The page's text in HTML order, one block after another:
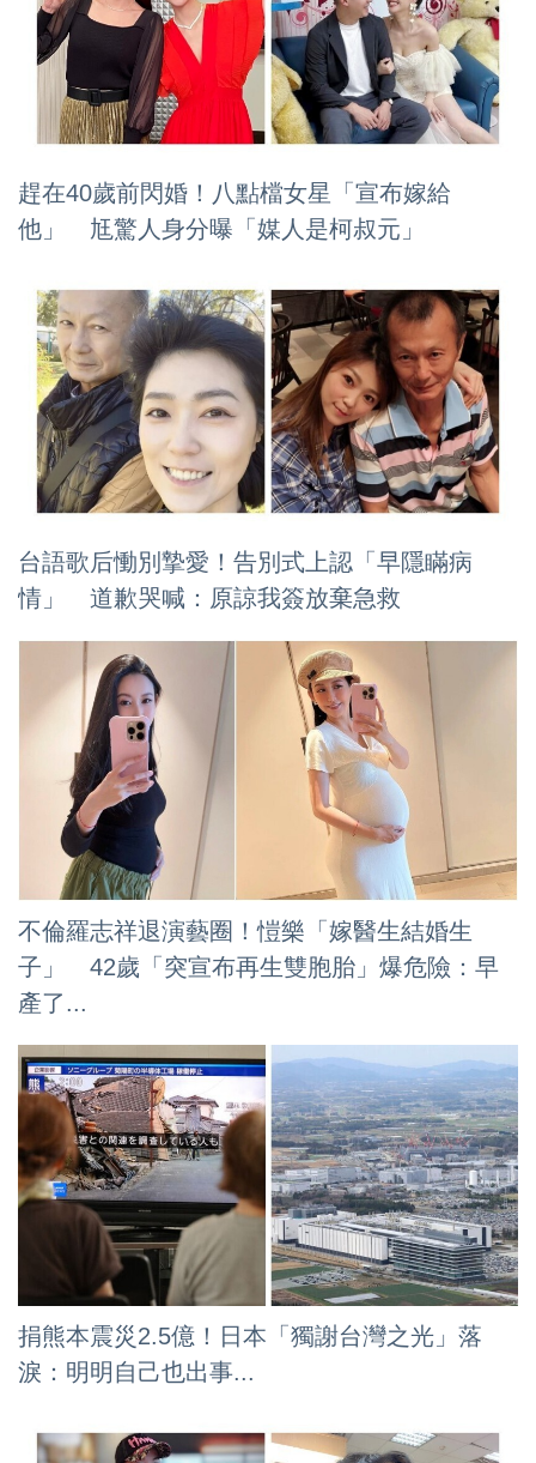
趕在40歲前閃婚！八點檔女星「宣布嫁給
他」 尪驚人身分曝「媒人是柯叔元」
台語歌后慟別摯愛！告別式上認「早隱瞞病
情」 道歉哭喊：原諒我簽放棄急救
不倫羅志祥退演藝圈！愷樂「嫁醫生結婚生
子」 42歲「突宣布再生雙胞胎」爆危險：早
產了...
捐熊本震災2.5億！日本「獨謝台灣之光」落
淚：明明自己也出事...